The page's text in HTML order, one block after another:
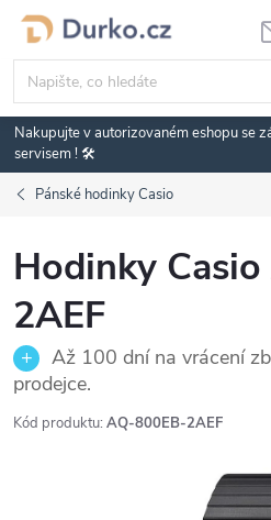
Přejít
obsah
Nakupujte v autorizovaném eshopu se
servisem ! 🛠️
Pánské hodinky Casio
Hodinky
2AEF
Až 100 dní na vrácení
prodejce.
Kód produktu: AQ-800EB-2AEF